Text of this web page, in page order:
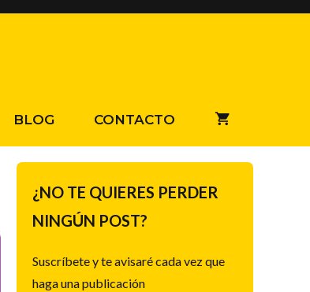
BLOG CONTACTO
¿NO TE QUIERES PERDER
NINGÚN POST?
Suscríbete y te avisaré cada vez que
haga una publicación